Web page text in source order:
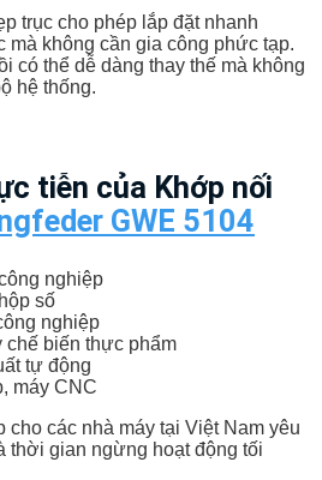
trục cho phép lắp đặt nhanh
mà không cần gia công phức tạp.
có thể dễ dàng thay thế mà không
hệ thống.
tiễn của Khớp nối
GWE 5104
nghiệp
số
nghiệp
chế biến thực phẩm
tự động
máy CNC
các nhà máy tại Việt Nam yêu
thời gian ngừng hoạt động tối